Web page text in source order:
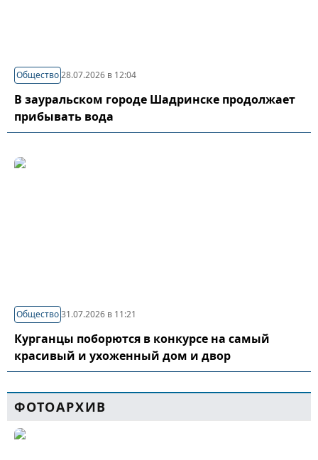
Общество28.07.2026 в 12:04
В зауральском городе Шадринске продолжает
прибывать вода
Общество31.07.2026 в 11:21
Курганцы поборются в конкурсе на самый
красивый и ухоженный дом и двор
ФОТОАРХИВ